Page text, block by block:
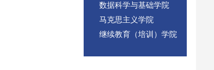
数据科学与基础学院
马克思主义学院
继续教育（培训）学院